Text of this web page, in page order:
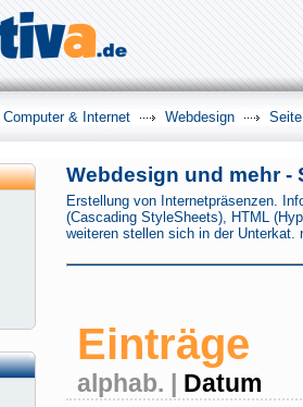
Webdesign und mehr -
Erstellung von Internetpräsenzen.
(Cascading StyleSheets), HTML
weiteren stellen sich in der
Einträge
alphab. | Datum
Computer & Internet Webdesign